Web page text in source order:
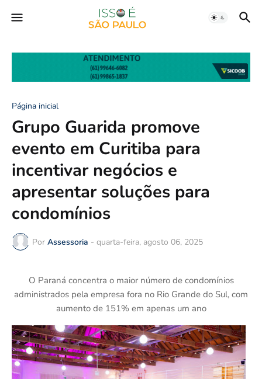
Página inicial
Grupo Guarida promove
evento em Curitiba para
incentivar negócios e
apresentar soluções para
condomínios
Por Assessoria - quarta-feira, agosto 06, 2025
O Paraná concentra o maior número de condomínios
administrados pela empresa fora no Rio Grande do Sul, com
aumento de 151% em apenas um ano